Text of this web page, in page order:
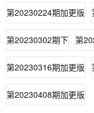
第20230224期加更版
第20230302期下 第
第20230316期加更版
第20230408期加更版